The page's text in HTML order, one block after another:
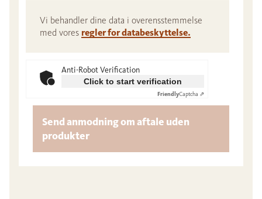
Vi behandler dine data i overensstemmelse
med vores regler for databeskyttelse.
Anti-Robot Verification
Click to start verification
FriendlyCaptcha ⇗
Send anmodning om aftale uden
produkter